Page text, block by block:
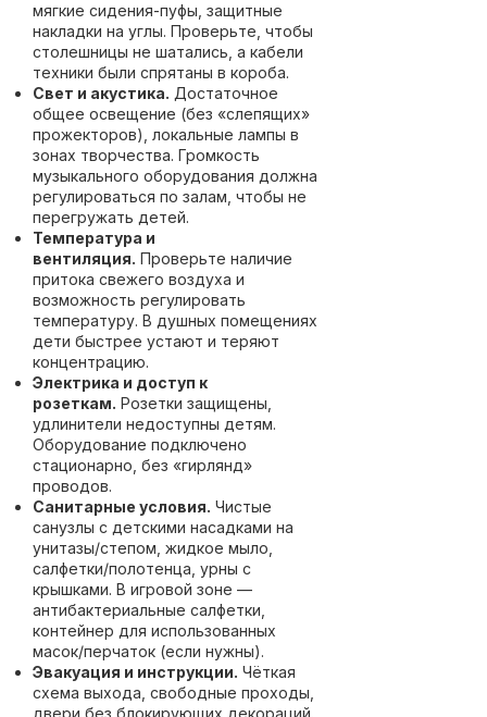
мягкие сидения-пуфы, защитные
накладки на углы. Проверьте, чтобы
столешницы не шатались, а кабели
техники были спрятаны в короба.
Свет и акустика. Достаточное
общее освещение (без «слепящих»
прожекторов), локальные лампы в
зонах творчества. Громкость
музыкального оборудования должна
регулироваться по залам, чтобы не
перегружать детей.
Температура и
вентиляция. Проверьте наличие
притока свежего воздуха и
возможность регулировать
температуру. В душных помещениях
дети быстрее устают и теряют
концентрацию.
Электрика и доступ к
розеткам. Розетки защищены,
удлинители недоступны детям.
Оборудование подключено
стационарно, без «гирлянд»
проводов.
Санитарные условия. Чистые
санузлы с детскими насадками на
унитазы/степом, жидкое мыло,
салфетки/полотенца, урны с
крышками. В игровой зоне —
антибактериальные салфетки,
контейнер для использованных
масок/перчаток (если нужны).
Эвакуация и инструкции. Чёткая
схема выхода, свободные проходы,
двери без блокирующих декораций.